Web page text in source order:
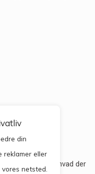
finder du link til
– Her kan du se, hvad der
din
reklamer eller
netsted.